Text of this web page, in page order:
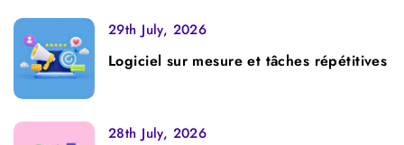
29th July, 2026
Logiciel sur mesure et tâches répétitives
28th July, 2026